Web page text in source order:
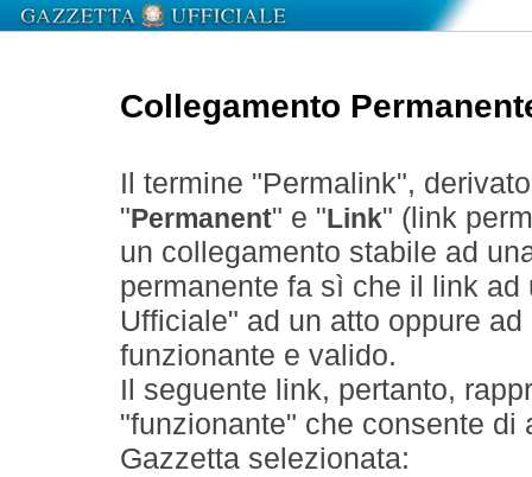
Collegamento
Il termine "Permalink",
" Permanent" e " Link" (link
un collegamento stabile ad
permanente fa sì che il link
Ufficiale" ad un atto oppure
funzionante e valido.
Il seguente link, pertanto,
"funzionante" che consente
Gazzetta selezionata: